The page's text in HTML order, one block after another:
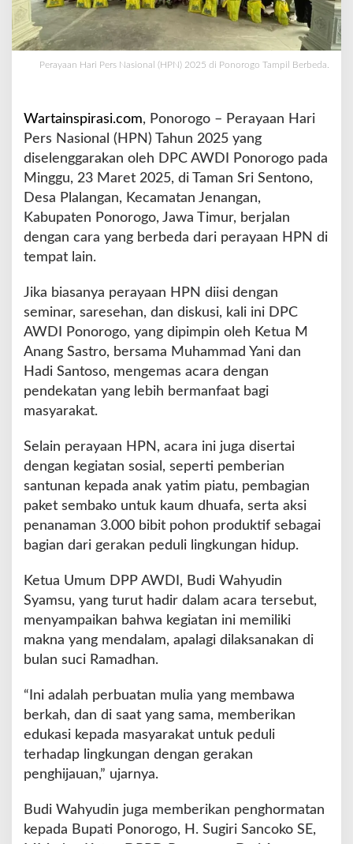
s
H
P
2
0
2
i
o
n
o
g
o
T
p
i
l
r
b
d
Perayaan Hari Pers Nasional (HPN) 2025 di Ponorogo Tampil Berbeda.
Wartainspirasi.com, Ponorogo – Perayaan Hari
Pers Nasional (HPN) Tahun 2025 yang
diselenggarakan oleh DPC AWDI Ponorogo pada
Minggu, 23 Maret 2025, di Taman Sri Sentono,
Desa Plalangan, Kecamatan Jenangan,
Kabupaten Ponorogo, Jawa Timur, berjalan
dengan cara yang berbeda dari perayaan HPN di
tempat lain.
Jika biasanya perayaan HPN diisi dengan
seminar, saresehan, dan diskusi, kali ini DPC
AWDI Ponorogo, yang dipimpin oleh Ketua M
Anang Sastro, bersama Muhammad Yani dan
Hadi Santoso, mengemas acara dengan
pendekatan yang lebih bermanfaat bagi
masyarakat.
Selain perayaan HPN, acara ini juga disertai
dengan kegiatan sosial, seperti pemberian
santunan kepada anak yatim piatu, pembagian
paket sembako untuk kaum dhuafa, serta aksi
penanaman 3.000 bibit pohon produktif sebagai
bagian dari gerakan peduli lingkungan hidup.
Ketua Umum DPP AWDI, Budi Wahyudin
Syamsu, yang turut hadir dalam acara tersebut,
menyampaikan bahwa kegiatan ini memiliki
makna yang mendalam, apalagi dilaksanakan di
bulan suci Ramadhan.
“Ini adalah perbuatan mulia yang membawa
berkah, dan di saat yang sama, memberikan
edukasi kepada masyarakat untuk peduli
terhadap lingkungan dengan gerakan
penghijauan,” ujarnya.
Budi Wahyudin juga memberikan penghormatan
kepada Bupati Ponorogo, H. Sugiri Sancoko SE,